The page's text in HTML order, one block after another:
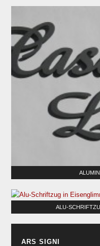
ALU-
ARS SIGNI